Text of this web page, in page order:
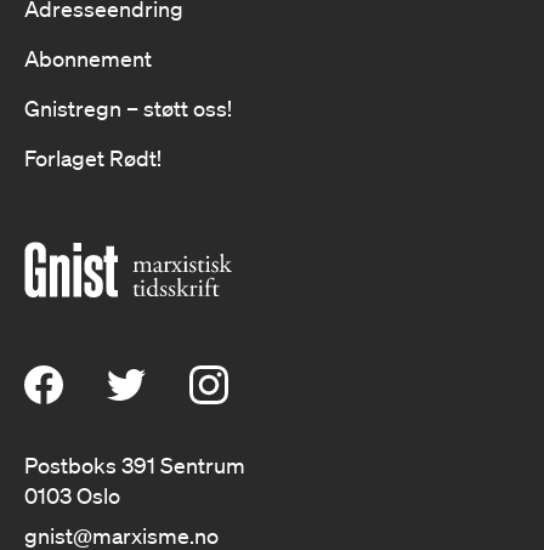
Adresseendring
Abonnement
Gnistregn – støtt oss!
Forlaget Rødt!
Postboks 391 Sentrum
0103 Oslo
gnist@marxisme.no